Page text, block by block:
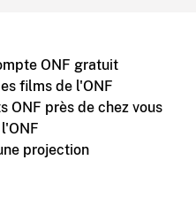
ONF gratuit
films de l'ONF
ONF près de chez vous
projection